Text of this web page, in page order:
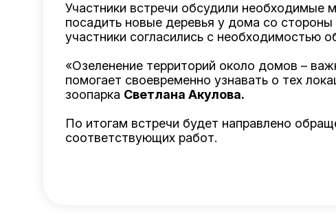
Участники встречи обсудили необходимые
посадить новые деревья у дома со
участники согласились с необходимостью
«Озеленение территорий около домов –
помогает своевременно узнавать о тех
зоопарка Светлана Акулова.
По итогам встречи будет направлено
соответствующих работ.